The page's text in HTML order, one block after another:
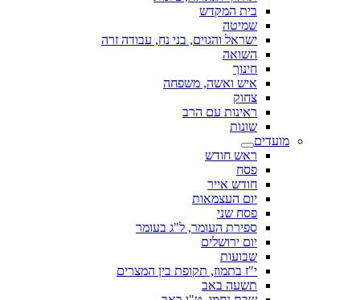
בית המקדש
שמיטה
ישראל והגוים, בני נח, עבודה זרה
השואה
חינוך
איש ואשה, משפחה
צחוק
ראינות עם הרב
שונות
מועדים
ראש חודש
פסח
חודש אייר
יום העצמאות
פסח שני
ספירת העומר, ל"ג בעומר
יום ירושלים
שבועות
י"ז בתמוז, תקופת בין המצרים
תשעה באב